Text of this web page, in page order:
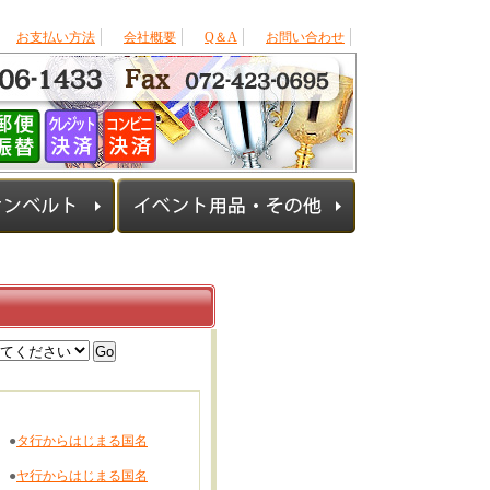
お支払い方法 会社概要 Q＆A お問い合わせ
タ行からはじまる国名
ヤ行からはじまる国名